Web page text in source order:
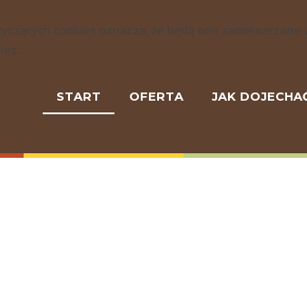
cookies oznacza, że będą one
START OFERTA JAK